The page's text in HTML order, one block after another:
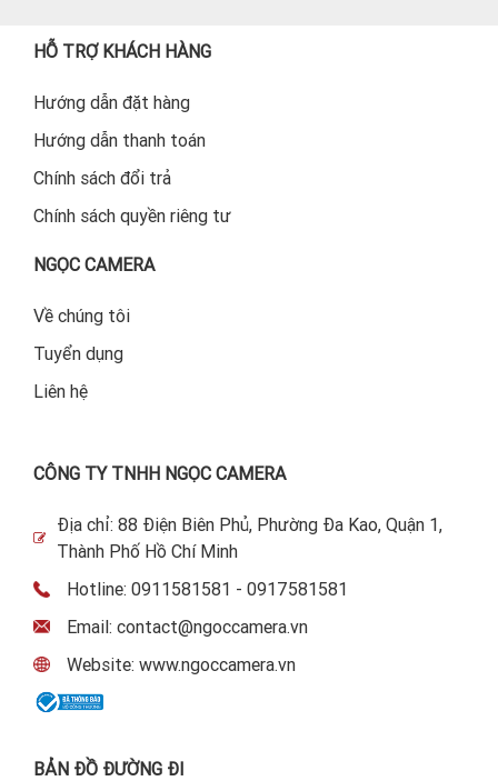
HỖ TRỢ KHÁCH HÀNG
Hướng dẫn đặt hàng
Hướng dẫn thanh toán
Chính sách đổi trả
Chính sách quyền riêng tư
NGỌC CAMERA
Về chúng tôi
Tuyển dụng
Liên hệ
CÔNG TY TNHH NGỌC CAMERA
Địa chỉ: 88 Điện Biên Phủ, Phường Đa Kao, Quận 1,
Thành Phố Hồ Chí Minh
Hotline: 0911581581 - 0917581581
Email: contact@ngoccamera.vn
Website: www.ngoccamera.vn
BẢN ĐỒ ĐƯỜNG ĐI